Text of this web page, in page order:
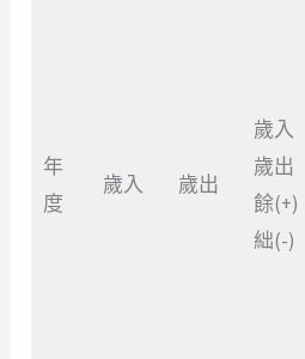
年
度
歲入 歲出
歲入
歲出
餘(+)
絀(-)